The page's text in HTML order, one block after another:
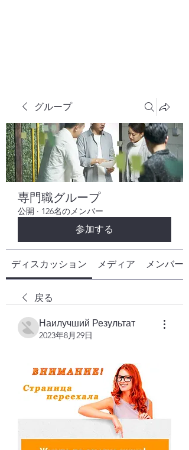
グループ
専門職グループ
公開 · 126名のメンバー
参加する
ディスカッション メディア メンバー
戻る
Наилучший Результат
2023年8月29日